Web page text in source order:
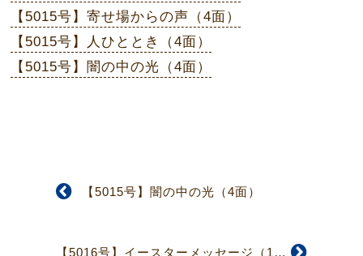
【5015号】寄せ場からの声（4面）
【5015号】人ひととき（4面）
【5015号】闇の中の光（4面）
【5015号】闇の中の光（4面）
【5016号】イースターメッセージ（1面）